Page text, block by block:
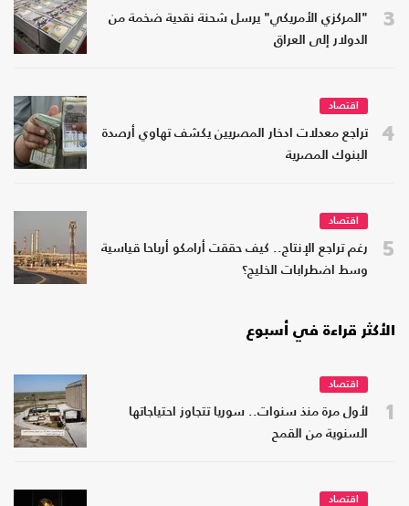
3
"المركزي الأمريكي" يرسل شحنة نقدية ضخمة من
الدولار إلى العراق
4
اقتصاد
تراجع معدلات ادخار المصريين يكشف تهاوي أرصدة
البنوك المصرية
5
اقتصاد
رغم تراجع الإنتاج.. كيف حققت أرامكو أرباحا قياسية
وسط اضطرابات الخليج؟
الأكثر قراءة في أسبوع
1
اقتصاد
لأول مرة منذ سنوات.. سوريا تتجاوز احتياجاتها
السنوية من القمح
اقتصاد